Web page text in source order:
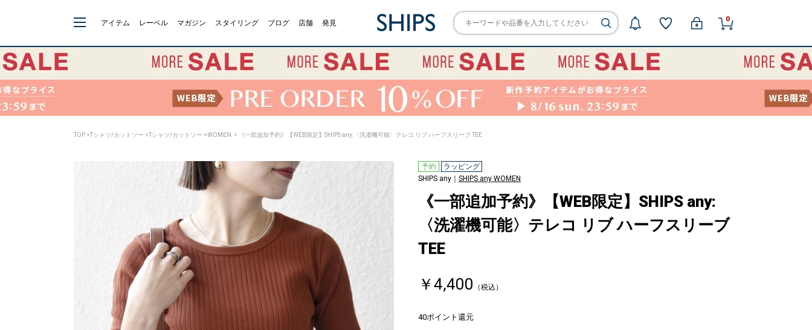
アイテム レーベル マガジン スタイリング ブログ 店舗 発見 0
TOP >Tシャツ/カットソー >Tシャツ/カットソー >WOMEN > 《一部追加予約》【WEB限定】SHIPS any:〈洗濯機可能〉テレコ リブ ハーフスリーブ TEE
予約
ラッピング
SHIPS any｜ SHIPS any WOMEN
《一部追加予約》【WEB限定】SHIPS any:
〈洗濯機可能〉テレコ リブ ハーフスリーブ
TEE
￥4,400
（税込）
40ポイント還元